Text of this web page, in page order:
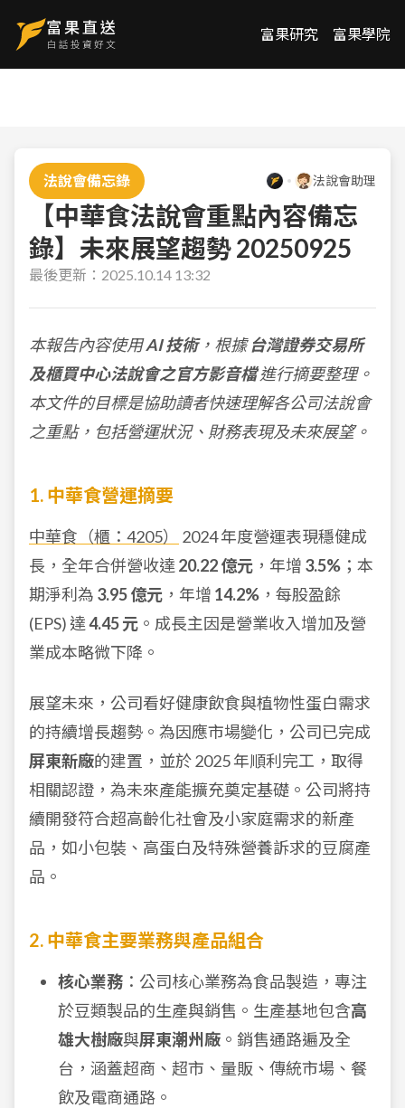
富果研究 富果學院
法說會備忘錄 法說會助理
【中華食法說會重點內容備忘
錄】未來展望趨勢 20250925
最後更新： 2025.10.14 13:32
本報告內容使用AI 技術，根據台灣證券交易所
及櫃買中心法說會之官方影音檔進行摘要整理。
本文件的目標是協助讀者快速理解各公司法說會
之重點，包括營運狀況、財務表現及未來展望。
1. 中華食營運摘要
中華食（櫃：4205）
2024 年度營運表現穩健成
長，全年合併營收達 20.22 億元 ，年增 3.5% ；本
期淨利為 3.95 億元 ，年增 14.2% ，每股盈餘
(EPS) 達4.45 元 。成長主因是營業收入增加及營
業成本略微下降。
展望未來，公司看好健康飲食與植物性蛋白需求
的持續增長趨勢。為因應市場變化，公司已完成
屏東新廠的建置，並於 2025 年順利完工，取得
相關認證，為未來產能擴充奠定基礎。公司將持
續開發符合超高齡化社會及小家庭需求的新產
品，如小包裝、高蛋白及特殊營養訴求的豆腐產
品。
2. 中華食主要業務與產品組合
核心業務 ：公司核心業務為食品製造，專注
於豆類製品的生產與銷售。生產基地包含高
雄大樹廠與屏東潮州廠 。銷售通路遍及全
台，涵蓋超商、超市、量販、傳統市場、餐
飲及電商通路。